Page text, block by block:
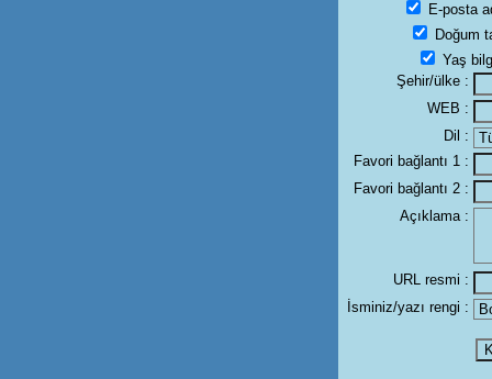
E-posta
Doğum
Yaş
Şehir/ülke :
WEB :
Dil :
Favori bağlantı 1 :
Favori bağlantı 2 :
Açıklama :
URL resmi :
İsminiz/yazı rengi :